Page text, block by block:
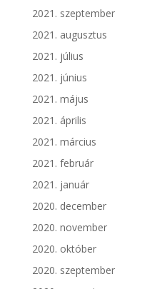
2021. szeptember
2021. augusztus
2021. július
2021. június
2021. május
2021. április
2021. március
2021. február
2021. január
2020. december
2020. november
2020. október
2020. szeptember